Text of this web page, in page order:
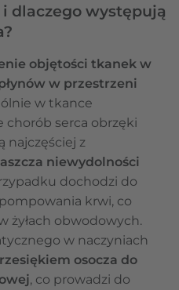
dlaczego występują
objętości tkanek w
w przestrzeni
w tkance
chorób serca obrzęki
najczęściej z
niewydolności
dochodzi do
krwi, co
żyłach obwodowych.
w naczyniach
osocza do
, co prowadzi do